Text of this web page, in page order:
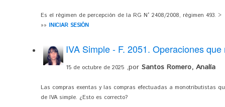
Es el régimen de percepción de la RG N° 2408/2008, régimen 493. >
»» INICIAR SESIÓN
IVA Simple - F. 2051. Operaciones
15 de octubre de 2025 ,por Santos Romero, Analía
Las compras exentas y las compras efectuadas a monotributistas
de IVA simple. ¿Esto es correcto?